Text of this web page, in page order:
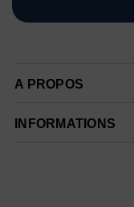
A PROPOS
INFORMATIONS